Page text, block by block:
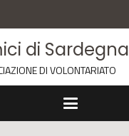
di Sardegna
DI VOLONTARIATO